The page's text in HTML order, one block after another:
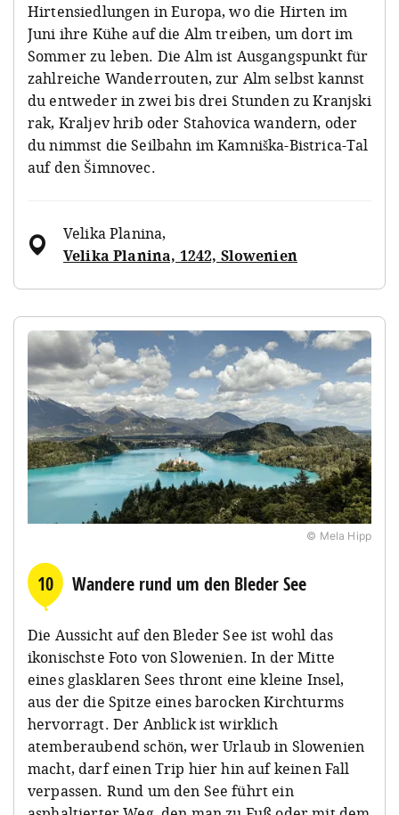
Hirtensiedlungen in Europa, wo die Hirten im
Juni ihre Kühe auf die Alm treiben, um dort im
Sommer zu leben. Die Alm ist Ausgangspunkt für
zahlreiche Wanderrouten, zur Alm selbst kannst
du entweder in zwei bis drei Stunden zu Kranjski
rak, Kraljev hrib oder Stahovica wandern, oder
du nimmst die Seilbahn im Kamniška-Bistrica-Tal
auf den Šimnovec.
Velika Planina,
Velika Planina, 1242, Slowenien
© Mela Hipp
10 Wandere rund um den Bleder See
Die Aussicht auf den Bleder See ist wohl das
ikonischste Foto von Slowenien. In der Mitte
eines glasklaren Sees thront eine kleine Insel,
aus der die Spitze eines barocken Kirchturms
hervorragt. Der Anblick ist wirklich
atemberaubend schön, wer Urlaub in Slowenien
macht, darf einen Trip hier hin auf keinen Fall
verpassen. Rund um den See führt ein